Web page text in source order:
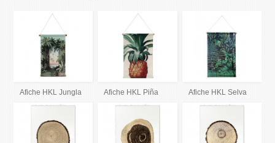
Afiche HKL Jungla Afiche HKL Piña Afiche HKL Selva